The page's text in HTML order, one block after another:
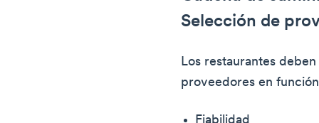
Selección de
Los restaurantes
proveedores en